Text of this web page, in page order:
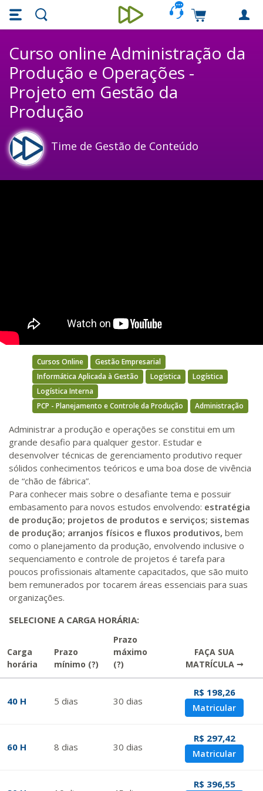
Skip main navigation
Skip to main content
Unieducar
Carrinho de
Curso online Administração da
Produção e Operações -
Projeto em Gestão da
Produção
Time de Gestão de Conteúdo
Cursos Online
Gestão Empresarial
Informática Aplicada à Gestão
Logística
Logística
Logística Interna
PCP - Planejamento e Controle da Produção
Administração
Administrar a produção e operações se constitui em um
grande desafio para qualquer gestor. Estudar e
desenvolver técnicas de gerenciamento produtivo requer
sólidos conhecimentos teóricos e uma boa dose de vivência
de “chão de fábrica”.
Para conhecer mais sobre o desafiante tema e possuir
embasamento para novos estudos envolvendo: estratégia
de produção; projetos de produtos e serviços; sistemas
de produção; arranjos físicos e fluxos produtivos, bem
como o planejamento da produção, envolvendo inclusive o
sequenciamento e controle de projetos é tarefa para
poucos profissionais altamente capacitados, que são muito
bem remunerados por tocarem áreas essenciais para suas
organizações.
SELECIONE A CARGA HORÁRIA:
Carga
horária
Prazo
mínimo (?)
Prazo
máximo
(?)
FAÇA SUA
MATRÍCULA →
40 H 5 dias 30 dias
R$ 198,26
Matricular
60 H 8 dias 30 dias
R$ 297,42
Matricular
R$ 396,55